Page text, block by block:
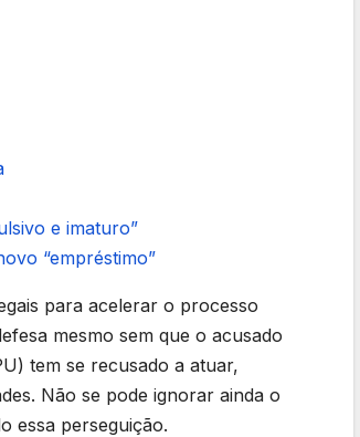
e imaturo”
“empréstimo”
para acelerar o processo
mesmo sem que o acusado
tem se recusado a atuar,
Não se pode ignorar ainda o
essa perseguição.